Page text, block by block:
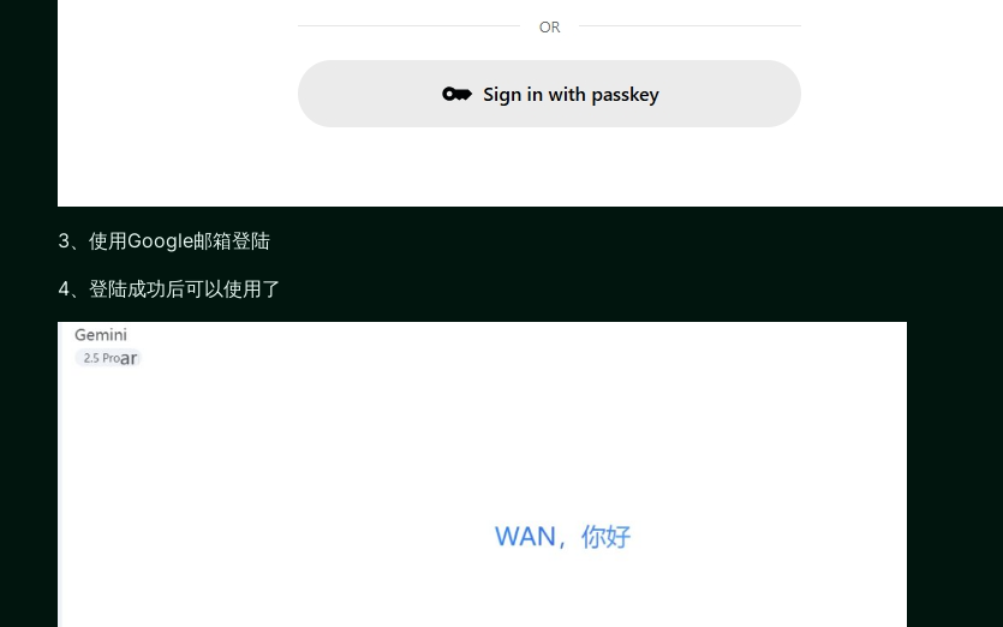
3、使用Google邮箱登陆
4、登陆成功后可以使用了